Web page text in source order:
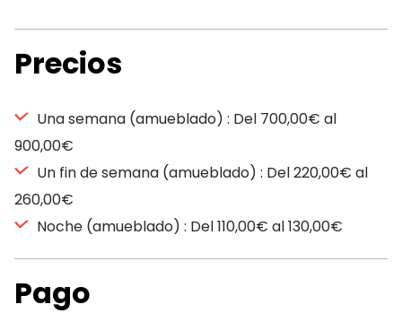
Precios
Una semana (amueblado) : Del 700,00€ al
900,00€
Un fin de semana (amueblado) : Del 220,00€ al
260,00€
Noche (amueblado) : Del 110,00€ al 130,00€
Pago